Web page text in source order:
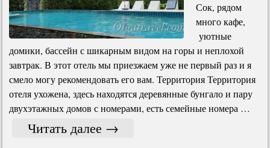
Сок, рядом
много кафе,
уютные
домики, бассейн с шикарным видом на горы и неплохой
завтрак. В этот отель мы приезжаем уже не первый раз и я
смело могу рекомендовать его вам. Территория Территория
отеля ухожена, здесь находятся деревянные бунгало и пару
двухэтажных домов с номерами, есть семейные номера …
Читать далее →